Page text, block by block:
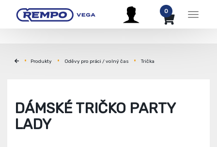
Menu
0
Produkty Oděvy pro práci / volný čas Trička
DÁMSKÉ TRIČKO PARTY
LADY